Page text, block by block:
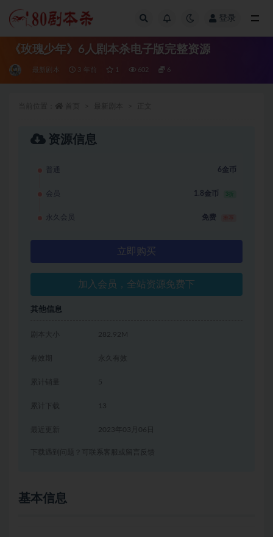
登录
《玫瑰少年》6人剧本杀电子版完整资源
最新剧本 3 年前 1 602 6
资源信息
普通 6金币
会员 1.8金币 3折
永久会员 免费
立即购买
加入会员，全站资源免费下
其他信息
剧本大小 282.92M
有效期 永久有效
累计销量 5
累计下载 13
2023年03月06日
下载遇到问题？可联系客服或留言反馈
基本信息